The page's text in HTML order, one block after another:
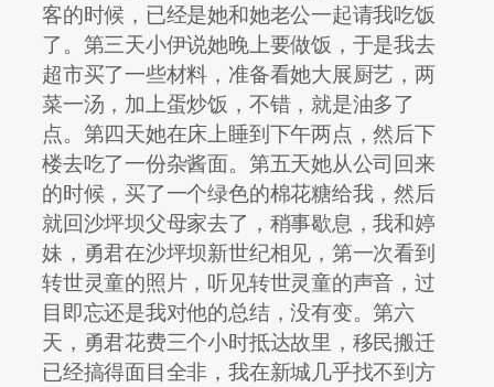
客的时候，已经是她和她老公一起请我吃饭
了。第三天小伊说她晚上要做饭，于是我去
超市买了一些材料，准备看她大展厨艺，两
菜一汤，加上蛋炒饭，不错，就是油多了
点。第四天她在床上睡到下午两点，然后下
楼去吃了一份杂酱面。第五天她从公司回来
的时候，买了一个绿色的棉花糖给我，然后
就回沙坪坝父母家去了，稍事歇息，我和婷
妹，勇君在沙坪坝新世纪相见，第一次看到
转世灵童的照片，听见转世灵童的声音，过
目即忘还是我对他的总结，没有变。第六
天，勇君花费三个小时抵达故里，移民搬迁
已经搞得面目全非，我在新城几乎找不到方